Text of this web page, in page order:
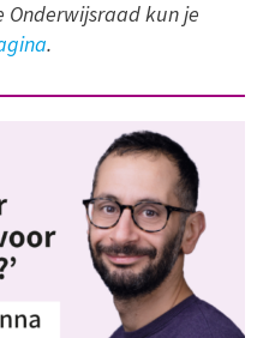
Onderwijsraad kun je
.